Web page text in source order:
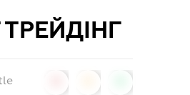
ТРЕЙДІНГ